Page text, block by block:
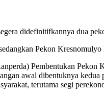
didefinitifkannya dua
Pekon
Pembentukan
awal dibentuknya kedua
terutama segi